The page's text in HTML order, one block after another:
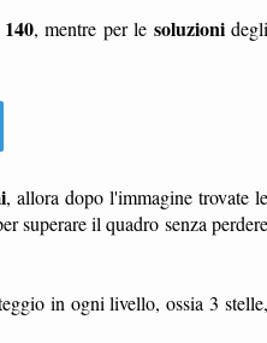
140, mentre per le soluzionidegli
, allora dopo l'immagine trovate le
superare il quadro senza perdere
in ogni livello, ossia 3 stelle,